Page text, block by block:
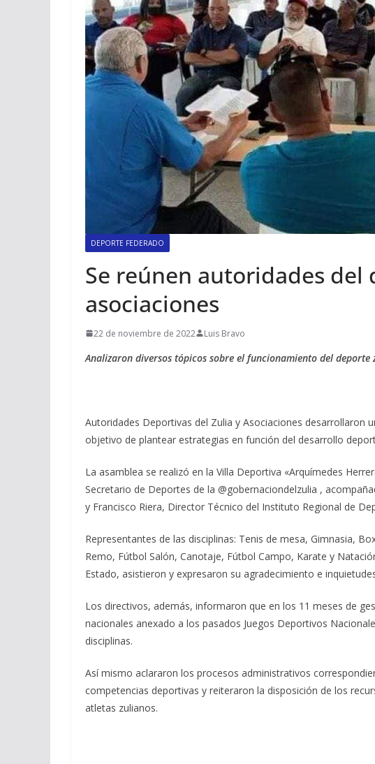
DEPORTE FEDERADO
Se reúnen autoridades del
asociaciones
22 de noviembre de 2022 Luis Bravo
Analizaron diversos tópicos sobre el funcionamiento del deporte
Autoridades Deportivas del Zulia y Asociaciones desarrollaron
objetivo de plantear estrategias en función del desarrollo
La asamblea se realizó en la Villa Deportiva «Arquímedes
Secretario de Deportes de la @gobernaciondelzulia ,
y Francisco Riera, Director Técnico del Instituto Regional de
Representantes de las disciplinas: Tenis de mesa, Gimnasia,
Remo, Fútbol Salón, Canotaje, Fútbol Campo, Karate y
Estado, asistieron y expresaron su agradecimiento e
Los directivos, además, informaron que en los 11 meses de
nacionales anexado a los pasados Juegos Deportivos
disciplinas.
Así mismo aclararon los procesos administrativos
competencias deportivas y reiteraron la disposición de los
atletas zulianos.